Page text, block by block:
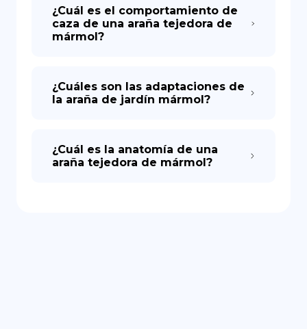
¿Cuál es el comportamiento de
caza de una araña tejedora de
mármol?
¿Cuáles son las adaptaciones de
la araña de jardín mármol?
¿Cuál es la anatomía de una
araña tejedora de mármol?